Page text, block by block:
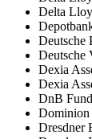
Delta
Deutsche
Deutsche
Dexia
Dexia
DnB
Dominion
Dresdner